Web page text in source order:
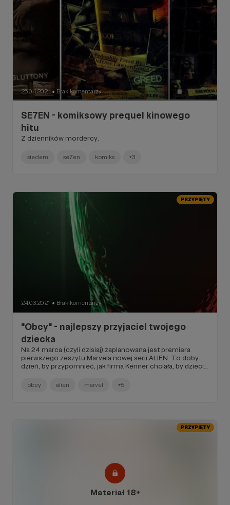
25.04.2021 ● Brak komentarzy
SE7EN - komiksowy prequel kinowego
hitu
Z dzienników mordercy.
siedem se7en komiks +3
PRZYPIĘTY
24.03.2021 ● Brak komentarzy
"Obcy" - najlepszy przyjaciel twojego
dziecka
Na 24 marca (czyli dzisiaj) zaplanowana jest premiera
pierwszego zeszytu Marvela nowej serii ALIEN. To doby
dzień, by przypomnieć, jak firma Kenner chciała, by dzieci
obcy alien marvel +5
PRZYPIĘTY
Materiał 18+